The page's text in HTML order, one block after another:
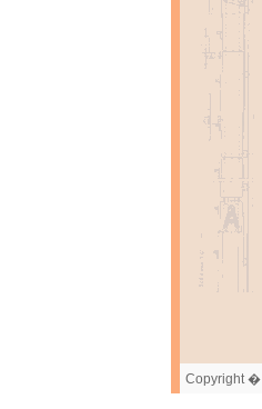
Copyright �